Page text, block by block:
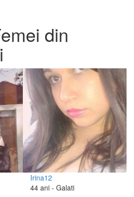
din
Irina12
44 ani - Galati